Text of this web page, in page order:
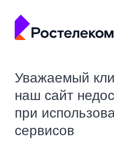
Уважаемый
наш сайт
при
сервисов